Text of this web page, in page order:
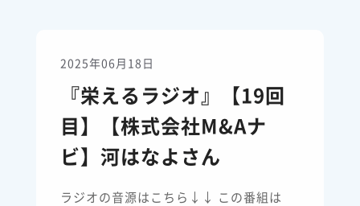
2025年06月18日
『栄えるラジオ』【19回
目】【株式会社M&Aナ
ビ】河はなよさん
ラジオの音源はこちら↓↓ この番組は